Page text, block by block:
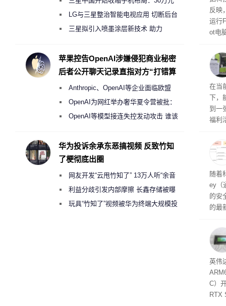
反映
运行
ot电
在当
下，
到一
福利
州
家
这一
（
户
随着
ey（
的安
的最
内
以利
并
在线
件是
软件
态
英伟
C）
RTX
月销售额不达标门店 将被逐步清退
LG与三星整治智能电视应用 切断后台
偷偷共享带宽的违规行为
三星拟引入喷墨涂层新技术 助力
度
苹果控告OpenAI涉嫌侵犯商业秘密
后者公开聊天记录直指对方“打错算
Anthropic、OpenAI等企业面临欧盟
《人工智能法案》全新执法权限审查
OpenAI为网红举办奢华夏令营被批：
2000美元一晚 遭讽“反乌托邦”
OpenAI等模型接连失控发动攻击 谁该
华为投诉余承东恶搞视频 反致竹知
了梗彻底出圈
网友开发“云甩竹知了” 13万人听“余音
绕梁”利益分歧引发内部摩擦 长鑫存储被曝
曾将华为驻场工程师驱逐出研发基地
玩具“竹知了”视频被华为终端大规模投